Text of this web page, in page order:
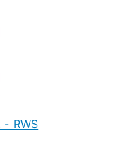
RWS